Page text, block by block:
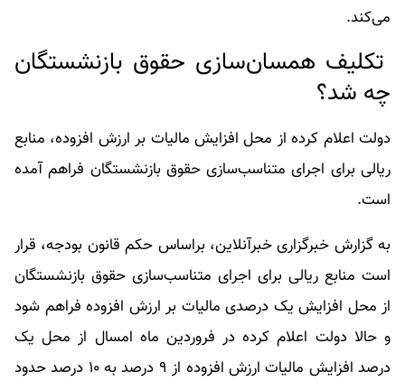
می‌کند.
تکلیف همسان‌سازی حقوق بازنشستگان
چه شد؟
دولت اعلام کرده از محل افزایش مالیات بر ارزش افزوده، منابع
ریالی برای اجرای متناسب‌سازی حقوق بازنشستگان فراهم آمده
است.
به گزارش خبرگزاری خبرآنلاین، براساس حکم قانون بودجه، قرار
است منابع ریالی برای اجرای متناسب‌سازی حقوق بازنشستگان
از محل افزایش یک درصدی مالیات بر ارزش افزوده فراهم شود
و حالا دولت اعلام کرده در فروردین ماه امسال از محل یک
درصد افزایش مالیات ارزش افزوده از ۹ درصد به ۱۰ درصد حدود